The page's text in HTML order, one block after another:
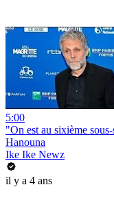
5:00
"On est au sixième
Hanouna
Ike Ike Newz
il y a 4 ans